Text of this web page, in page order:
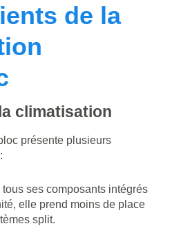
de la
climatisation
présente plusieurs
tous ses composants intégrés
elle prend moins de place
split.